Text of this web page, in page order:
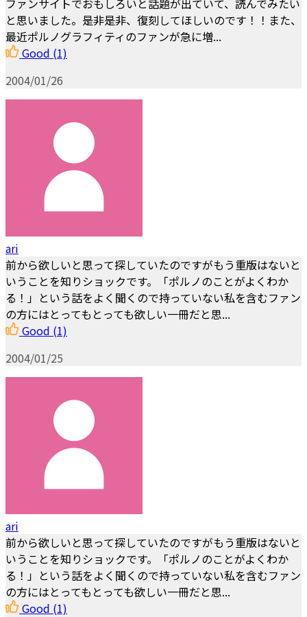
と思いました。是非是非、復刻してほしいのです！！また、
最近ポルノグラフィティのファンが急に増...
Good (1)
2004/01/26
ari
前から欲しいと思って探していたのですがもう重版はないと
いうことを知りショックです。「ポルノのことがよくわか
る！」という話をよく聞くので持っていない私を含むファン
の方にはとってもとっても欲しい一冊だと思...
Good (1)
2004/01/25
ari
前から欲しいと思って探していたのですがもう重版はないと
いうことを知りショックです。「ポルノのことがよくわか
る！」という話をよく聞くので持っていない私を含むファン
の方にはとってもとっても欲しい一冊だと思...
Good (1)